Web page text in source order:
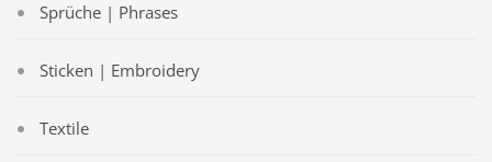
Sprüche | Phrases
Sticken | Embroidery
Textile